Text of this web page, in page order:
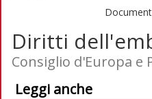
Diritti
Consiglio d'Europa e
Leggi anche